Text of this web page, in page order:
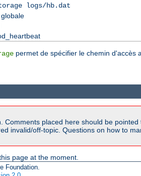
logs/hb.dat
permet de spécifier le chemin d'accès
Comments placed here should be
invalid/off-topic. Questions on how to
page at the moment.
Foundation.